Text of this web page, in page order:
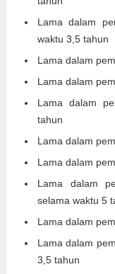
Lama dalam
waktu 3,5 tahun
Lama dalam
Lama dalam
Lama dalam
tahun
Lama dalam
Lama dalam
Lama dalam
selama waktu 5
Lama dalam
Lama dalam
3,5 tahun